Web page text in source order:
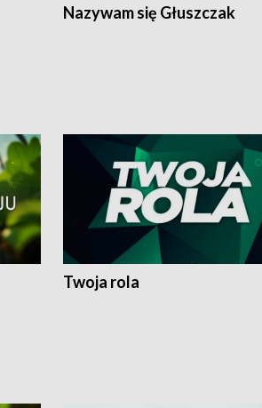
Nazywam się Głuszczak
Twoja rola